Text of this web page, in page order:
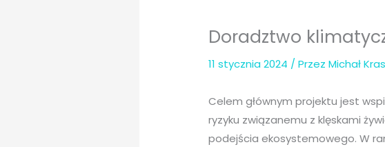
Doradztwo
11 stycznia 2024 / PrzezMichał
Celem głównym projektu jest
ryzyku związanemu z klęskami
podejścia ekosystemowego. W